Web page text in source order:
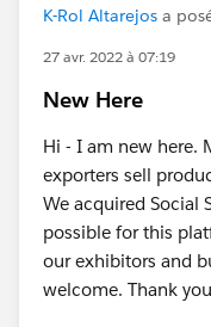
K-Rol Altarejos a
27 avr. 2022 à 07:19
New Here
Hi - I am new here.
exporters sell
We acquired Social
possible for this
our exhibitors and
welcome. Thank